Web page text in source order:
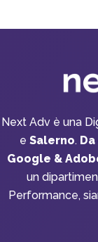
Next Adv è una
e Salerno.
Google &
un
Performance,